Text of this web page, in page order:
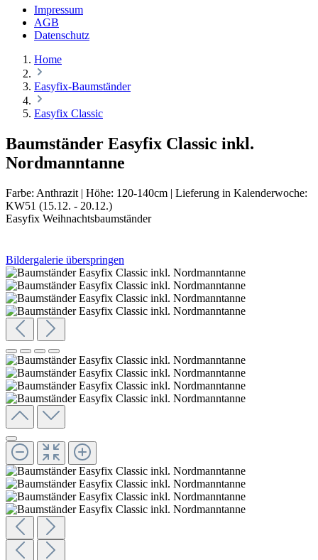
Impressum
AGB
Datenschutz
Home
Easyfix-Baumständer
Easyfix Classic
Baumständer Easyfix Classic inkl.
Nordmanntanne
Farbe: Anthrazit | Höhe: 120-140cm | Lieferung in Kalenderwoche:
KW51 (15.12. - 20.12.)
Easyfix Weihnachtsbaumständer
Bildergalerie überspringen